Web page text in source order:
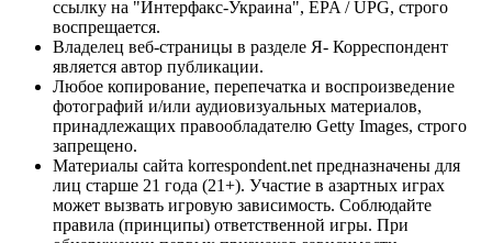
ссылку на "Интерфакс-Украина", EPA / UPG, строго
воспрещается.
Владелец веб-страницы в разделе Я- Корреспондент
является автор публикации.
Любое копирование, перепечатка и воспроизведение
фотографий и/или аудиовизуальных материалов,
принадлежащих правообладателю Getty Images, строго
запрещено.
Материалы сайта korrespondent.net предназначены для
лиц старше 21 года (21+). Участие в азартных играх
может вызвать игровую зависимость. Соблюдайте
правила (принципы) ответственной игры. При